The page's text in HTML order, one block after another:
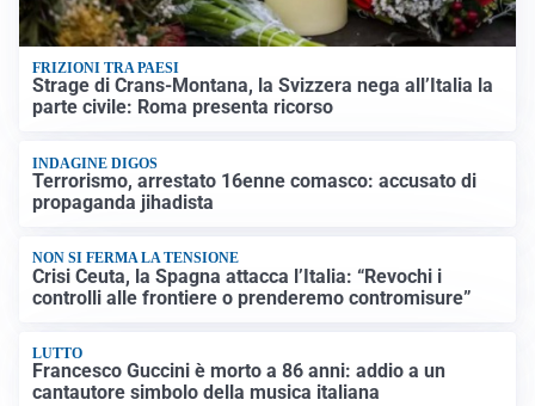
FRIZIONI TRA PAESI
Strage di Crans-Montana, la Svizzera nega all’Italia la
parte civile: Roma presenta ricorso
INDAGINE DIGOS
Terrorismo, arrestato 16enne comasco: accusato di
propaganda jihadista
NON SI FERMA LA TENSIONE
Crisi Ceuta, la Spagna attacca l’Italia: “Revochi i
controlli alle frontiere o prenderemo contromisure”
LUTTO
Francesco Guccini è morto a 86 anni: addio a un
cantautore simbolo della musica italiana